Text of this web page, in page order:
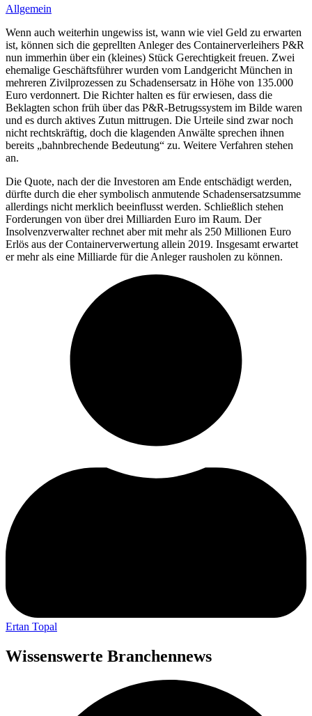
Allgemein
Wenn auch weiterhin ungewiss ist, wann wie viel Geld zu erwarten
ist, können sich die geprellten Anleger des Containerverleihers P&R
nun immerhin über ein (kleines) Stück Gerechtigkeit freuen. Zwei
ehemalige Geschäftsführer wurden vom Landgericht München in
mehreren Zivilprozessen zu Schadensersatz in Höhe von 135.000
Euro verdonnert. Die Richter halten es für erwiesen, dass die
Beklagten schon früh über das P&R-Betrugssystem im Bilde waren
und es durch aktives Zutun mittrugen. Die Urteile sind zwar noch
nicht rechtskräftig, doch die klagenden Anwälte sprechen ihnen
bereits „bahnbrechende Bedeutung“ zu. Weitere Verfahren stehen
an.
Die Quote, nach der die Investoren am Ende entschädigt werden,
dürfte durch die eher symbolisch anmutende Schadensersatzsumme
allerdings nicht merklich beeinflusst werden. Schließlich stehen
Forderungen von über drei Milliarden Euro im Raum. Der
Insolvenzverwalter rechnet aber mit mehr als 250 Millionen Euro
Erlös aus der Containerverwertung allein 2019. Insgesamt erwartet
er mehr als eine Milliarde für die Anleger rausholen zu können.
Ertan Topal
Wissenswerte Branchennews